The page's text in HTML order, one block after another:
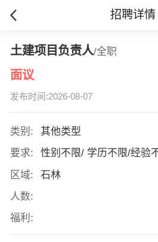
招聘详情
土建项目负责人/全职
面议
发布时间:2026-08-07
类别:
其他类型
要求:
性别不限/ 学历不限/经验
区域:
石林
人数:
福利: